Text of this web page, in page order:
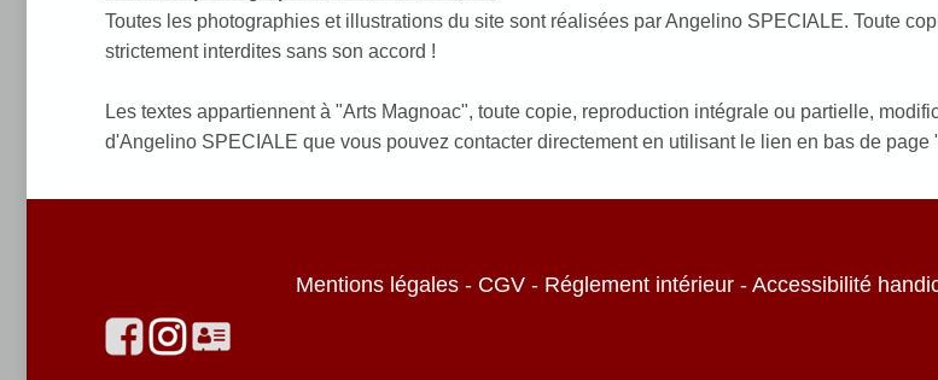
Toutes les photographies et illustrations du site sont réalisées par Angelino SPECIALE. Toute
strictement interdites sans son accord !
Les textes appartiennent à "Arts Magnoac", toute copie, reproduction intégrale ou partielle,
d'Angelino SPECIALE que vous pouvez contacter directement en utilisant le lien en bas de page
Mentions légales- CGV - Réglement intérieur- Accessibilité